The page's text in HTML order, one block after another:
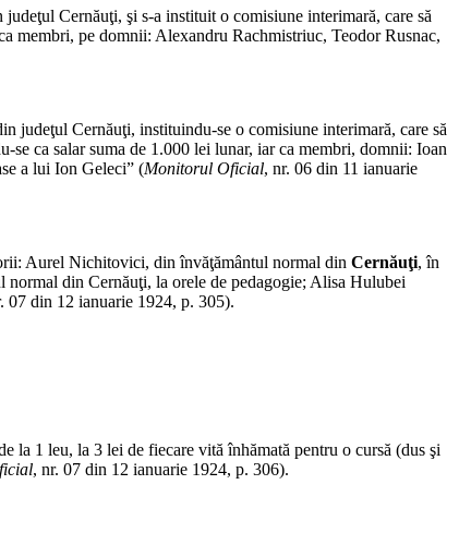
judeţul Cernăuţi, şi s-a instituit o comisiune interimară, care să
membri, pe domnii: Alexandru Rachmistriuc, Teodor Rusnac,
judeţul Cernăuţi, instituindu-se o comisiune interimară, care să
se ca salar suma de 1.000 lei lunar, iar ca membri, domnii: Ioan
a lui Ion Geleci” (Monitorul Oficial, nr. 06 din 11 ianuarie
Aurel Nichitovici, din învăţământul normal din Cernăuţi, în
din Cernăuţi, la orele de pedagogie; Alisa Hulubei
07 din 12 ianuarie 1924, p. 305).
la 1 leu, la 3 lei de fiecare vită înhămată pentru o cursă (dus şi
, nr. 07 din 12 ianuarie 1924, p. 306).